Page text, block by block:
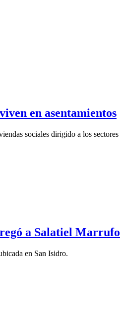
en asentamientos
sociales dirigido a los
a Salatiel Marrufo
en San Isidro.